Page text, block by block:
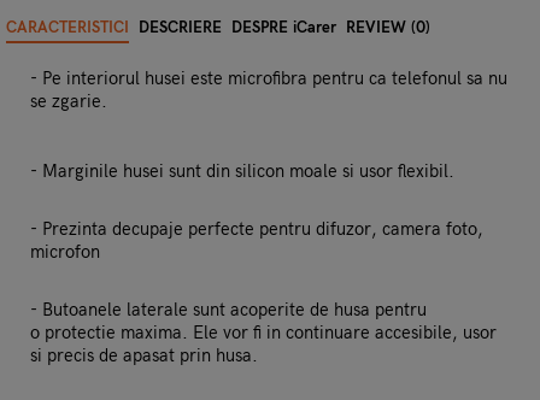
CARACTERISTICI DESCRIERE DESPRE iCarer REVIEW (0)
- Pe interiorul husei este microfibra pentru ca telefonul sa nu
se zgarie.
- Marginile husei sunt din silicon moale si usor flexibil.
- Prezinta decupaje perfecte pentru difuzor, camera foto,
microfon
- Butoanele laterale sunt acoperite de husa pentru
o protectie maxima. Ele vor fi in continuare accesibile, usor
si precis de apasat prin husa.